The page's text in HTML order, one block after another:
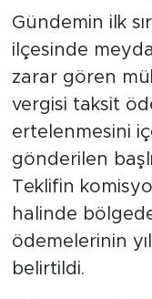
Gündemin ilk
ilçesinde
zarar gören
vergisi taksit
ertelenmesini
gönderilen
Teklifin
halinde
ödemelerinin
belirtildi.